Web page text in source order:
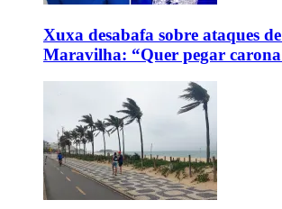
Xuxa desabafa sobre ataques
Maravilha: “Quer pegar